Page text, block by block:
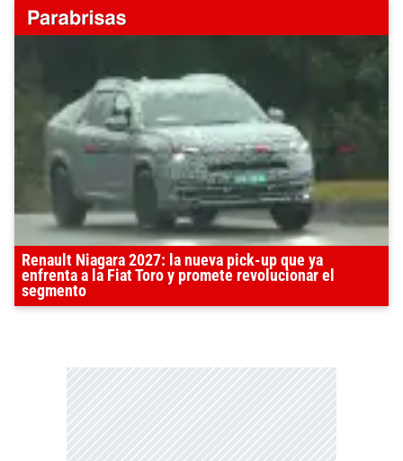
Renault Niagara 2027: la nueva pick-up que ya
enfrenta a la Fiat Toro y promete revolucionar el
segmento